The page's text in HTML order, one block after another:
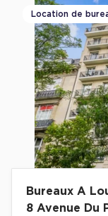
Location de
Bureaux A
8 Avenue Du